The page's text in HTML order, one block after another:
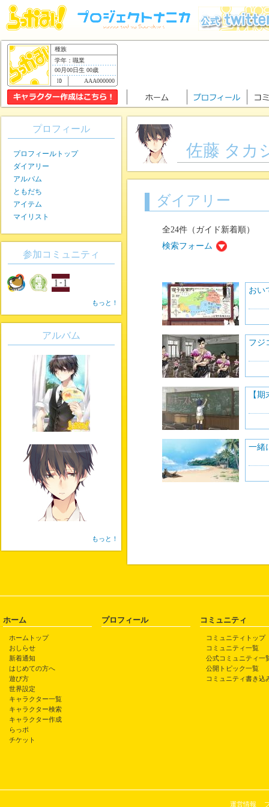
種族
学年：職業
00月00日生 00歳
AAA000000
佐藤 タカ
ダイアリー
全24件（ガイド新着順）
検索フォーム
おい
フジ
【
一緒
プロフィール
プロフィールトップ
ダイアリー
アルバム
ともだち
アイテム
マイリスト
参加コミュニティ
もっと！
アルバム
もっと！
ホーム
ホームトップ
おしらせ
新着通知
はじめての方へ
遊び方
世界設定
キャラクター一覧
キャラクター検索
キャラクター作成
らっポ
チケット
プロフィール コミュニティ
コミュニティトップ
コミュニティ一覧
公式コミュニティ一
公開トピック一覧
コミュニティ書き込
運営情報